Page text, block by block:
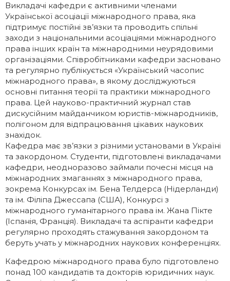
Викладачі кафедри є активними членами
Української асоціації міжнародного права, яка
підтримує постійні зв’язки та проводить спільні
заходи з національними асоціаціями міжнародного
права інших країн та міжнародними неурядовими
організаціями. Співробітниками кафедри засновано
та регулярно публікується «Український часопис
міжнародного права», в якому досліджуються
основні питання теорії та практики міжнародного
права. Цей науково-практичний журнал став
дискусійним майданчиком юристів-міжнародників,
полігоном для відпрацювання цікавих наукових
знахідок.
Кафедра має зв’язки з різними установами в Україні
та закордоном. Студенти, підготовлені викладачами
кафедри, неодноразово займали почесні місця на
міжнародних змаганнях з міжнародного права,
зокрема Конкурсах ім. Бена Телдерса (Нідерланди)
та ім. Філіпа Джессапа (США), Конкурсі з
міжнародного гуманітарного права ім. Жана Пікте
(Іспанія, Франція). Викладачі та аспіранти кафедри
регулярно проходять стажування закордоном та
беруть учать у міжнародних наукових конференціях.
Кафедрою міжнародного права було підготовлено
понад 100 кандидатів та докторів юридичних наук.